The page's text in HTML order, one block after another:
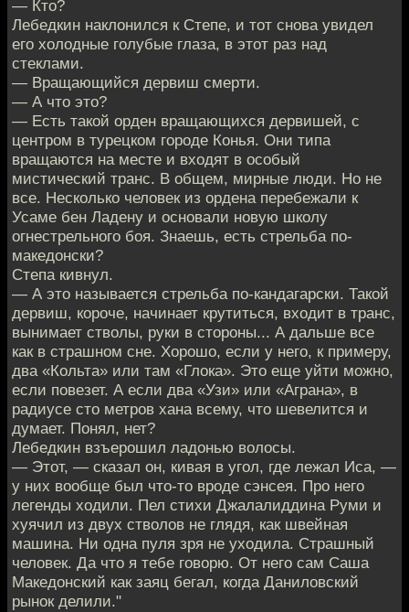
— Кто?
Лебедкин наклонился к Степе, и тот снова увидел
его холодные голубые глаза, в этот раз над
стеклами.
— Вращающийся дервиш смерти.
— А что это?
— Есть такой орден вращающихся дервишей, с
центром в турецком городе Конья. Они типа
вращаются на месте и входят в особый
мистический транс. В общем, мирные люди. Но не
все. Несколько человек из ордена перебежали к
Усаме бен Ладену и основали новую школу
огнестрельного боя. Знаешь, есть стрельба по-
македонски?
Степа кивнул.
— А это называется стрельба по-кандагарски. Такой
дервиш, короче, начинает крутиться, входит в транс,
вынимает стволы, руки в стороны... А дальше все
как в страшном сне. Хорошо, если у него, к примеру,
два «Кольта» или там «Глока». Это еще уйти можно,
если повезет. А если два «Узи» или «Аграна», в
радиусе сто метров хана всему, что шевелится и
думает. Понял, нет?
Лебедкин взъерошил ладонью волосы.
— Этот, — сказал он, кивая в угол, где лежал Иса, —
у них вообще был что-то вроде сэнсея. Про него
легенды ходили. Пел стихи Джалалиддина Руми и
хуячил из двух стволов не глядя, как швейная
машина. Ни одна пуля зря не уходила. Страшный
человек. Да что я тебе говорю. От него сам Саша
Македонский как заяц бегал, когда Даниловский
рынок делили."